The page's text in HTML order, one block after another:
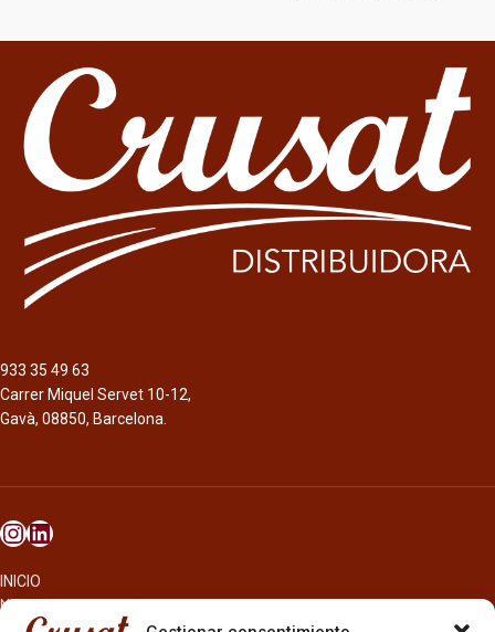
933 35 49 63
Carrer Miquel Servet 10-12,
Gavà, 08850, Barcelona.
INICIO
NOSOTROS